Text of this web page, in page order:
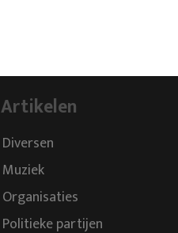
Artikelen
Diversen
Muziek
Organisaties
Politieke partijen